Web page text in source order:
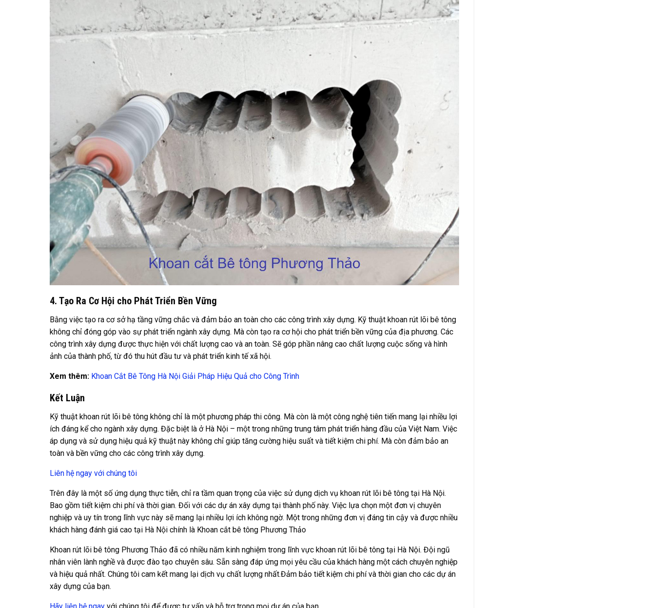
4. Tạo Ra Cơ Hội cho Phát Triển Bền Vững
Bằng việc tạo ra cơ sở hạ tầng vững chắc và đảm bảo an toàn cho các công trình xây dựng. Kỹ thuật khoan rút lõi bê tông
không chỉ đóng góp vào sự phát triển ngành xây dựng. Mà còn tạo ra cơ hội cho phát triển bền vững của địa phương. Các
công trình xây dựng được thực hiện với chất lượng cao và an toàn. Sẽ góp phần nâng cao chất lượng cuộc sống và hình
ảnh của thành phố, từ đó thu hút đầu tư và phát triển kinh tế xã hội.
Xem thêm: Khoan Cắt Bê Tông Hà Nội Giải Pháp Hiệu Quả cho Công Trình
Kết Luận
Kỹ thuật khoan rút lõi bê tông không chỉ là một phương pháp thi công. Mà còn là một công nghệ tiên tiến mang lại nhiều lợi
ích đáng kể cho ngành xây dựng. Đặc biệt là ở Hà Nội – một trong những trung tâm phát triển hàng đầu của Việt Nam. Việc
áp dụng và sử dụng hiệu quả kỹ thuật này không chỉ giúp tăng cường hiệu suất và tiết kiệm chi phí. Mà còn đảm bảo an
toàn và bền vững cho các công trình xây dựng.
Liên hệ ngay với chúng tôi
Trên đây là một số ứng dụng thực tiễn, chỉ ra tầm quan trọng của việc sử dụng dịch vụ khoan rút lõi bê tông tại Hà Nội.
Bao gồm tiết kiệm chi phí và thời gian. Đối với các dự án xây dựng tại thành phố này. Việc lựa chọn một đơn vị chuyên
nghiệp và uy tín trong lĩnh vực này sẽ mang lại nhiều lợi ích không ngờ. Một trong những đơn vị đáng tin cậy và được nhiều
khách hàng đánh giá cao tại Hà Nội chính là Khoan cắt bê tông Phương Thảo
Khoan rút lõi bê tông Phương Thảo đã có nhiều năm kinh nghiệm trong lĩnh vực khoan rút lõi bê tông tại Hà Nội. Đội ngũ
nhân viên lành nghề và được đào tạo chuyên sâu. Sẵn sàng đáp ứng mọi yêu cầu của khách hàng một cách chuyên nghiệp
và hiệu quả nhất. Chúng tôi cam kết mang lại dịch vụ chất lượng nhất.Đảm bảo tiết kiệm chi phí và thời gian cho các dự án
xây dựng của bạn.